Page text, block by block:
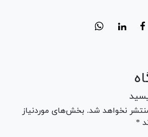
نخواهد شد. بخش‌های موردنیاز
*